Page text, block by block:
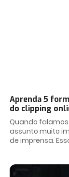
Aprenda 5
do clipping
Quando
assunto muito
de imprensa.